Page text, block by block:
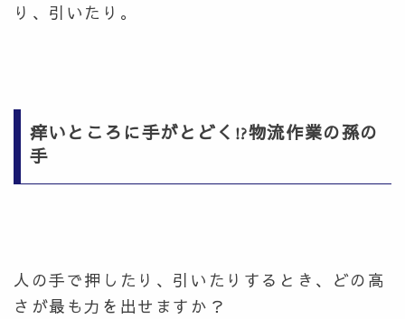
り、引いたり。
痒いところに手がとどく!?物流作業の孫の
手
人の手で押したり、引いたりするとき、どの高
さが最も力を出せますか？